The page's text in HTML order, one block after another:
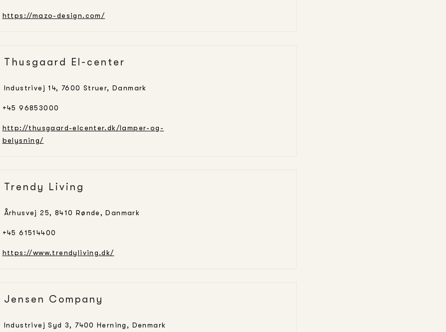
https://mazo-design.com/
Thusgaard El-center
Industrivej 14, 7600 Struer, Danmark
+45 96853000
http://thusgaard-elcenter.dk/lamper-og-
belysning/
Trendy Living
Århusvej 25, 8410 Rønde, Danmark
+45 61514400
https://www.trendyliving.dk/
Jensen Company
Industrivej Syd 3, 7400 Herning, Denmark